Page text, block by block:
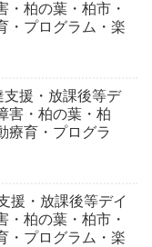
・柏の葉・柏市・
・プログラム・楽
援・放課後等デ
害・柏の葉・柏
療育・プログラ
援・放課後等デイ
・柏の葉・柏市・
・プログラム・楽